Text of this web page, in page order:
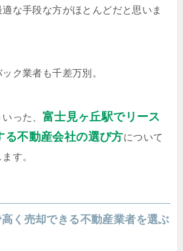
な手段な方がほとんどだと思いま
ク業者も千差万別。
った、 富士見ヶ丘駅でリース
る不動産会社の選び方について
す。
く売却できる不動産業者を選ぶ